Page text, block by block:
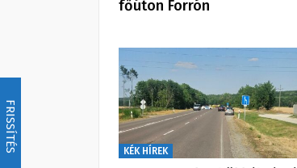
FRISSÍTÉS
főúton Forrón
KÉK HÍREK